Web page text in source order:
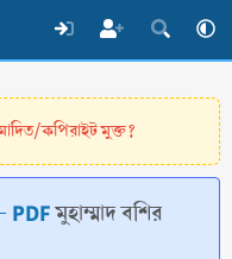
কপিরাইট মুক্ত?
- PDFমুহাম্মাদ বশির